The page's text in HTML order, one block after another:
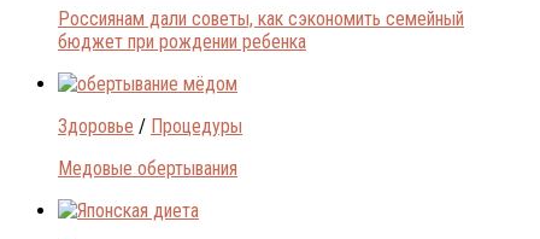
Россиянам дали советы, как сэкономить семейный
бюджет при рождении ребенка
Здоровье / Процедуры
Медовые обертывания